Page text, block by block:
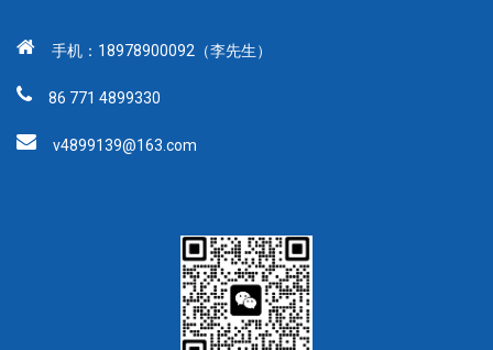
手机：18978900092（李先生）
86 771 4899330
v4899139@163.com